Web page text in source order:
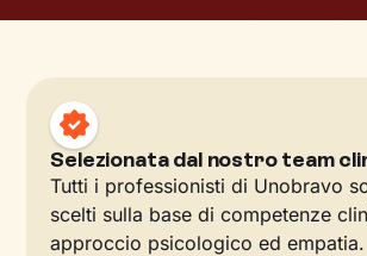
Selezionata dal nostro team
Tutti i professionisti di Unobravo
scelti sulla base di competenze
approccio psicologico ed empatia.